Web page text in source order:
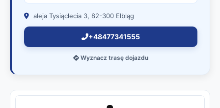
aleja Tysiąclecia 3, 82-300 Elbląg
+48477341555
Wyznacz trasę dojazdu